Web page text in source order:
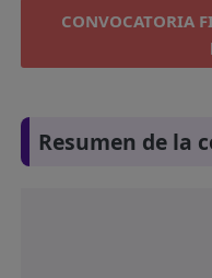
CONVOCATORIA
Resumen de la